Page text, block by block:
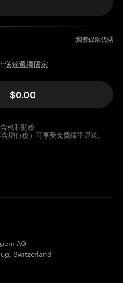
我有促銷代碼
送達選擇國家
$0.00
稅和關稅
增值稅）可享受免費標準運送。
AG
, Switzerland